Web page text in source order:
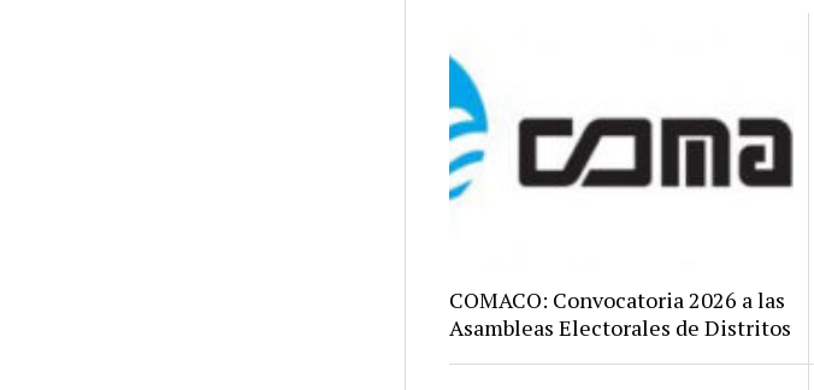
COMACO: Convocatoria 2026 a las
Asambleas Electorales de Distritos